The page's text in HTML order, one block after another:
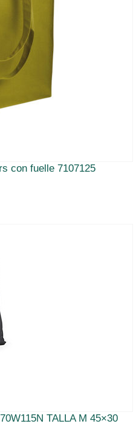
con fuelle 7107125
TALLA M 45×30